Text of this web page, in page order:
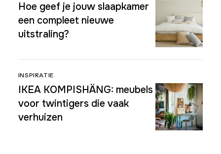
Hoe geef je jouw slaapkamer
een compleet nieuwe
uitstraling?
INSPIRATIE
IKEA KOMPISHÄNG: meubels
voor twintigers die vaak
verhuizen